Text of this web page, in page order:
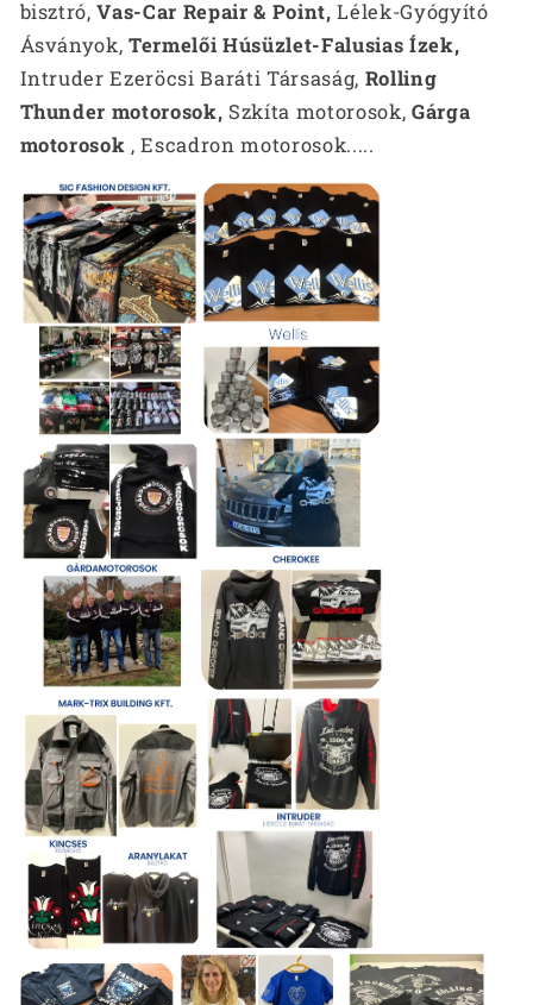
bisztró,Vas-Car Repair & Point, Lélek-Gyógyító
Ásványok,Termelői Húsüzlet-Falusias Ízek,
Intruder Ezeröcsi Baráti Társaság, Rolling
Thunder motorosok, Szkíta motorosok, Gárga
motorosok , Escadron motorosok.....